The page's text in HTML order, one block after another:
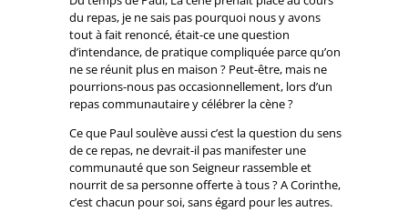
du repas, je ne sais pas pourquoi nous y avons
tout à fait renoncé, était-ce une question
d’intendance, de pratique compliquée parce qu’on
ne se réunit plus en maison ? Peut-être, mais ne
pourrions-nous pas occasionnellement, lors d’un
repas communautaire y célébrer la cène ?
Ce que Paul soulève aussi c’est la question du sens
de ce repas, ne devrait-il pas manifester une
communauté que son Seigneur rassemble et
nourrit de sa personne offerte à tous ? A Corinthe,
c’est chacun pour soi, sans égard pour les autres.